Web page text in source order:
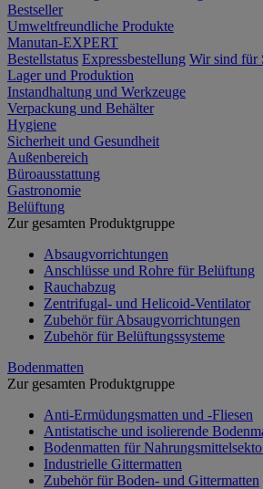
Bestseller
Umweltfreundliche Produkte
Manutan-EXPERT
Bestellstatus Expressbestellung Wir sind für
Lager und Produktion
Instandhaltung und Werkzeuge
Verpackung und Behälter
Hygiene
Sicherheit und Gesundheit
Außenbereich
Büroausstattung
Gastronomie
Belüftung
Zur gesamten Produktgruppe
Absaugvorrichtungen
Anschlüsse und Rohre für Belüftung
Rauchabzug
Zentrifugal- und Helicoid-Ventilator
Zubehör für Absaugvorrichtungen
Zubehör für Belüftungssysteme
Bodenmatten
Zur gesamten Produktgruppe
Anti-Ermüdungsmatten und -Fliesen
Antistatische und isolierende
Bodenmatten für
Industrielle Gittermatten
Zubehör für Boden- und Gittermatten